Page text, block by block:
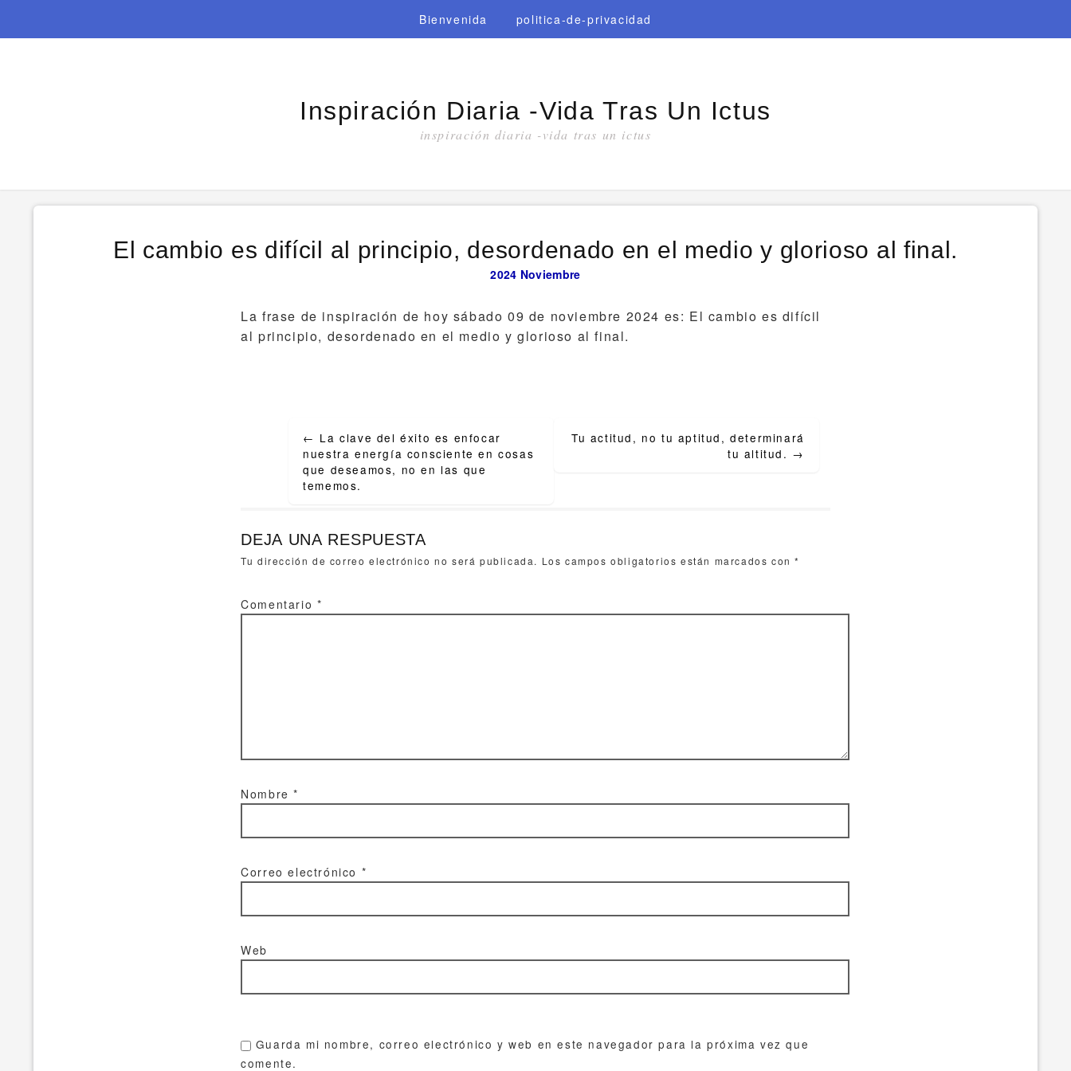
Bienvenida politica-de-privacidad
Inspiración Diaria -vida Tras Un Ictus
inspiración diaria -vida tras un ictus
El cambio es difícil al principio, desordenado en el medio y glorioso al final.
2024 Noviembre
La frase de inspiración de hoy sábado 09 de noviembre 2024 es: El cambio es difícil
al principio, desordenado en el medio y glorioso al final.
navigation
← La clave del éxito es enfocar
nuestra energía consciente en cosas
que deseamos, no en las que
tememos.
Tu actitud, no tu aptitud, determinará
tu altitud. →
DEJA UNA RESPUESTA
Tu dirección de correo electrónico no será publicada. Los campos obligatorios están marcados con*
Comentario *
Nombre*
Correo electrónico *
Web
Guarda mi nombre, correo electrónico y web en este navegador para la próxima vez que
comente.